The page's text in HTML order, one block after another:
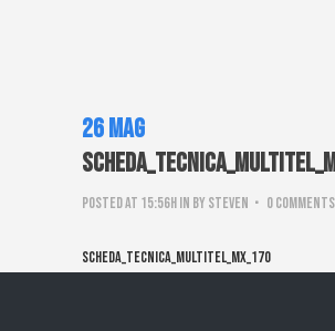
26 Mag
Posted at 15:56hin by steven 0 Comments
Scheda_tecnica_Multitel_MX_170